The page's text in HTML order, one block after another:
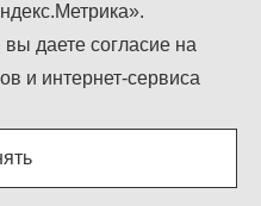
92-79
9.00 - 18.00
КАПИТАЛ»
даете согласие на
и интернет-сервиса